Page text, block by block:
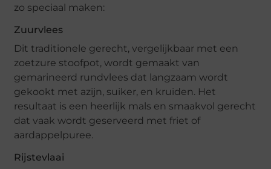
zo speciaal maken:
Zuurvlees
Dit traditionele gerecht, vergelijkbaar met een
zoetzure stoofpot, wordt gemaakt van
gemarineerd rundvlees dat langzaam wordt
gekookt met azijn, suiker, en kruiden. Het
resultaat is een heerlijk mals en smaakvol gerecht
dat vaak wordt geserveerd met friet of
aardappelpuree.
Rijstevlaai